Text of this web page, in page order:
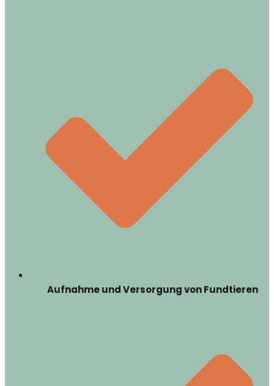
Aufnahme und Versorgung von Fundtieren